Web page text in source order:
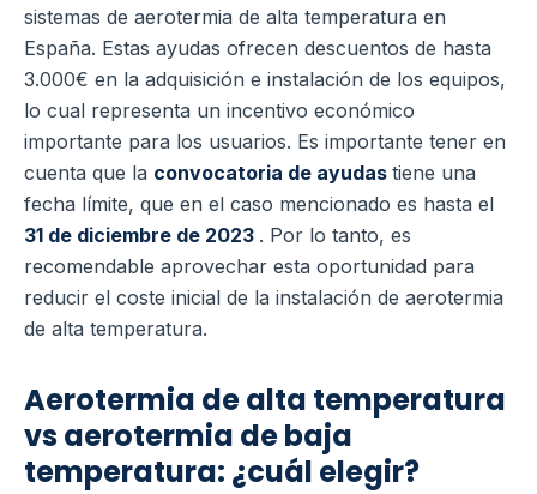
sistemas de aerotermia de alta temperatura en
España. Estas ayudas ofrecen descuentos de hasta
3.000€ en la adquisición e instalación de los equipos,
lo cual representa un incentivo económico
importante para los usuarios. Es importante tener en
cuenta que la convocatoria de ayudas tiene una
fecha límite, que en el caso mencionado es hasta el
31 de diciembre de 2023 . Por lo tanto, es
recomendable aprovechar esta oportunidad para
reducir el coste inicial de la instalación de aerotermia
de alta temperatura.
Aerotermia de alta temperatura
vs aerotermia de baja
temperatura: ¿cuál elegir?